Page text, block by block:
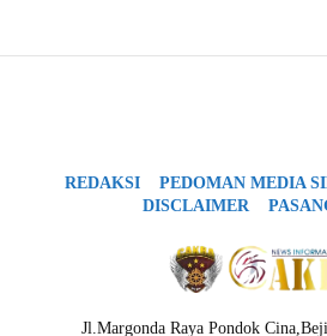
REDAKSI PEDOMAN MEDIA
DISCLAIMER
Jl.Margonda Raya Pondok